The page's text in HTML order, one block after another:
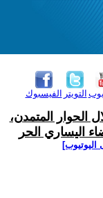
الفيسبوك التويتر
الحوار المتمدن،
اليساري الحر